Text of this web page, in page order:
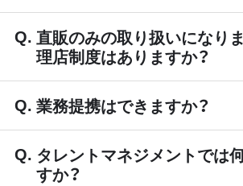
直販のみの取り扱いになり
理店制度はありますか？
業務提携はできますか？
タレントマネジメントでは
すか？